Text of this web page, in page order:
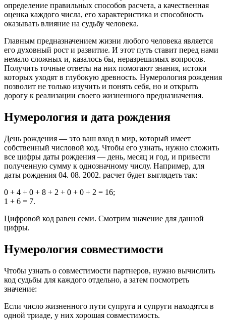
определение правильных способов расчета, а качественная
оценка каждого числа, его характеристика и способность
оказывать влияние на судьбу человека.
Главным предназначением жизни любого человека является
его духовный рост и развитие. И этот путь ставит перед нами
немало сложных и, казалось бы, неразрешимых вопросов.
Получить точные ответы на них помогают знания, истоки
которых уходят в глубокую древность. Нумерология рождения
позволит не только изучить и понять себя, но и открыть
дорогу к реализации своего жизненного предназначения.
Нумерология и дата рождения
День рождения — это ваш вход в мир, который имеет
собственный числовой код. Чтобы его узнать, нужно сложить
все цифры даты рождения — день, месяц и год, и привести
полученную сумму к однозначному числу. Например, для
даты рождения 04. 08. 2002. расчет будет выглядеть так:
0 + 4 + 0 + 8 + 2 + 0 + 0 + 2 = 16;
1 + 6 = 7.
Цифровой код равен семи. Смотрим значение для данной
цифры.
Нумерология совместимости
Чтобы узнать о совместимости партнеров, нужно вычислить
код судьбы для каждого отдельно, а затем посмотреть
значение:
Если число жизненного пути супруга и супруги находятся в
одной триаде, у них хорошая совместимость.